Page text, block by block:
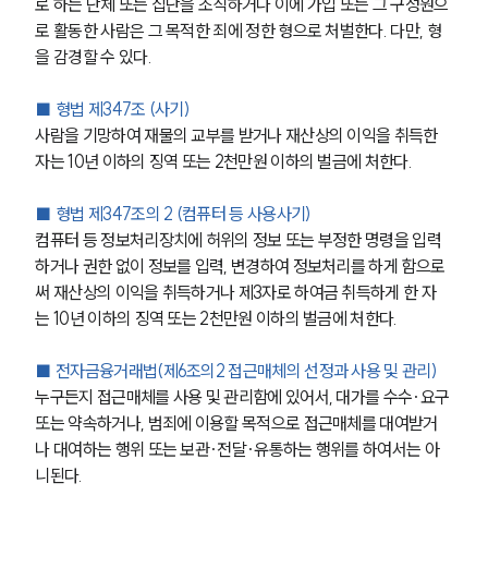
로 활동한 사람은 그 목적한 죄에 정한 형으로 처벌한다. 다만, 형
을 감경할 수 있다.
■ 형법 제347조 (사기)
사람을 기망하여 재물의 교부를 받거나 재산상의 이익을 취득한
자는 10년 이하의 징역 또는 2천만원 이하의 벌금에 처한다.
■ 형법 제347조의 2 (컴퓨터 등 사용사기)
컴퓨터 등 정보처리장치에 허위의 정보 또는 부정한 명령을 입력
하거나 권한 없이 정보를 입력, 변경하여 정보처리를 하게 함으로
써 재산상의 이익을 취득하거나 제3자로 하여금 취득하게 한 자
는 10년 이하의 징역 또는 2천만원 이하의 벌금에 처한다.
■ 전자금융거래법(제6조의2 접근매체의 선정과 사용 및 관리)
누구든지 접근매체를 사용 및 관리함에 있어서, 대가를 수수·요구
또는 약속하거나, 범죄에 이용할 목적으로 접근매체를 대여받거
나 대여하는 행위 또는 보관·전달·유통하는 행위를 하여서는 아
니된다.